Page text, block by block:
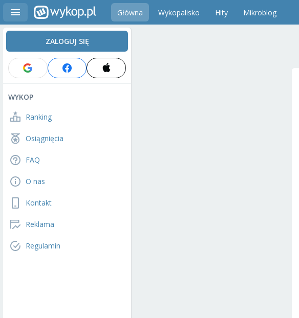
Główna Wykopalisko Hity Mikroblog
ZALOGUJ SIĘ
WYKOP
Ranking
Osiągnięcia
FAQ
O nas
Kontakt
Reklama
Regulamin